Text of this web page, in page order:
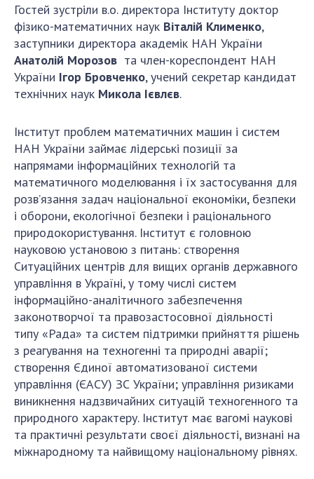
МІЖНАРОДНЕ СПІВРОБІТНИЦТВО
Членство в міжнародних організаціях
Міжнародні угоди
ДОКУМЕНТИ
Нормативні акти НАН України
Державний бюджет НАН України
Вибори до складу НАН України
Бланки документів
НОВИНИ
ЗАСІДАННЯ ПРЕЗИДІЇ НАН УКРАЇНИ
НАУКОВІ ВИДАННЯ
МЕДІА ПРО НАС
АКАДЕМІЯ КОМЕНТУЄ
КОНТАКТИ
ПРОФСПІЛКА НАН УКРАЇНИ
Гостей зустріли в.о. директора Інституту доктор
фізико-математичних наук Віталій Клименко,
заступники директора академік НАН України
Анатолій Морозов та член-кореспондент НАН
України Ігор Бровченко, учений секретар кандидат
технічних наук Микола Ієвлєв.
Інститут проблем математичних машин і систем
НАН України займає лідерські позиції за
напрямами інформаційних технологій та
математичного моделювання і їх застосування для
розв’язання задач національної економіки, безпеки
і оборони, екологічної безпеки і раціонального
природокористування. Інститут є головною
науковою установою з питань: створення
Ситуаційних центрів для вищих органів державного
управління в Україні, у тому числі систем
інформаційно-аналітичного забезпечення
законотворчої та правозастосовної діяльності
типу «Рада» та систем підтримки прийняття рішень
з реагування на техногенні та природні аварії;
cтворення Єдиної автоматизованої системи
управління (ЄАСУ) ЗС України; управління ризиками
виникнення надзвичайних ситуацій техногенного та
природного характеру. Інститут має вагомі наукові
та практичні результати своєї діяльності, визнані на
міжнародному та найвищому національному рівнях.